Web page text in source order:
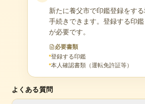
新たに養父市で印鑑登録をす
手続きできます。登録する印
が必要です。
必要書類
登録する印鑑
本人確認書類（運転免許証等）
よくある質問